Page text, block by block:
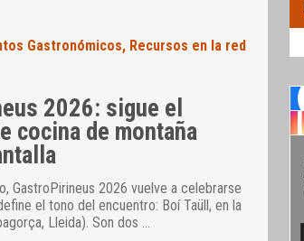
Gastronómicos, Recursos en la red
2026: sigue el
cocina de montaña
GastroPirineus 2026 vuelve a celebrarse
el tono del encuentro: Boí Taüll, en la
Lleida). Son dos …